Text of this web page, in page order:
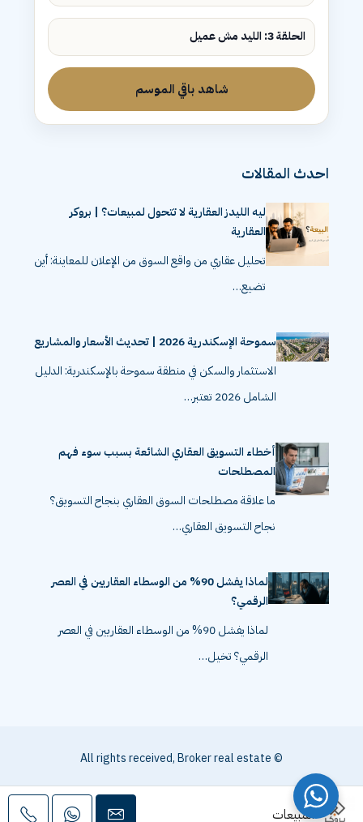
المبيعات
الحلقة 3: الليد مش عميل
شاهد باقي الموسم
احدث المقالات
ليه الليدز العقارية لا تتحول لمبيعات؟ | بروكر
العقارية
تحليل عقاري من واقع السوق من الإعلان للمعاينة: أين
تضيع…
سموحة الإسكندرية 2026 | تحديث الأسعار والمشاريع
الاستثمار والسكن في منطقة سموحة بالإسكندرية: الدليل
الشامل 2026 تعتبر…
أخطاء التسويق العقاري الشائعة بسبب سوء فهم
المصطلحات
ما علاقة مصطلحات السوق العقاري بنجاح التسويق؟
نجاح التسويق العقاري…
لماذا يفشل 90% من الوسطاء العقاريين في العصر
الرقمي؟
لماذا يفشل 90% من الوسطاء العقاريين في العصر
الرقمي؟ تخيل…
© All rights received, Broker real estate